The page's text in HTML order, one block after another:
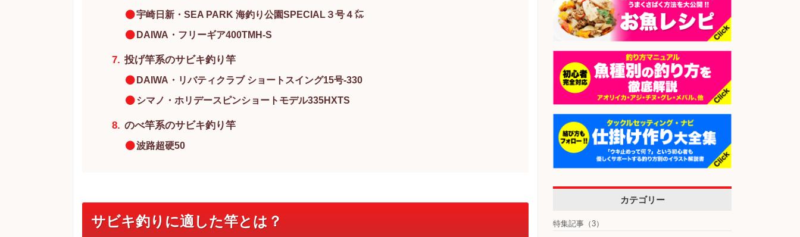
宇崎日新・SEA PARK 海釣り公園SPECIAL３号４㍍
DAIWA・フリーギア400TMH-S
投げ竿系のサビキ釣り竿
DAIWA・リバティクラブ ショートスイング15号-330
シマノ・ホリデースピンショートモデル335HXTS
のべ竿系のサビキ釣り竿
波路超硬50
サビキ釣りに適した竿とは？
カテゴリー
特集記事 （3）